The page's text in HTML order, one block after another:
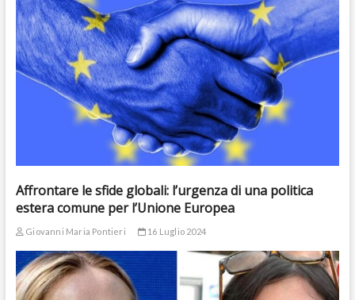
Affrontare le sfide globali: l’urgenza di una politica
estera comune per l’Unione Europea
Giovanni Maria Pontieri 16 Luglio 2024